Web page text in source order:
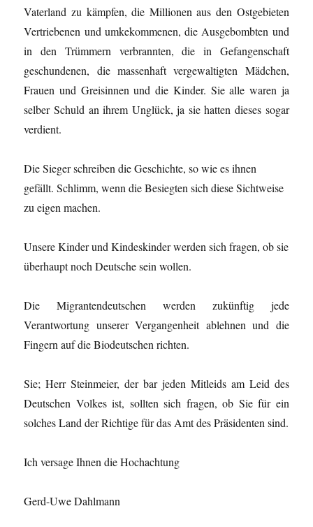
Vaterland zu kämpfen, die Millionen aus den Ostgebieten
Vertriebenen und umkekommenen, die Ausgebombten und
in den Trümmern verbrannten, die in Gefangenschaft
geschundenen, die massenhaft vergewaltigten Mädchen,
Frauen und Greisinnen und die Kinder. Sie alle waren ja
selber Schuld an ihrem Unglück, ja sie hatten dieses sogar
verdient.
Die Sieger schreiben die Geschichte, so wie es ihnen
gefällt. Schlimm, wenn die Besiegten sich diese Sichtweise
zu eigen machen.
Unsere Kinder und Kindeskinder werden sich fragen, ob sie
überhaupt noch Deutsche sein wollen.
Die Migrantendeutschen werden zukünftig jede
Verantwortung unserer Vergangenheit ablehnen und die
Fingern auf die Biodeutschen richten.
Sie; Herr Steinmeier, der bar jeden Mitleids am Leid des
Deutschen Volkes ist, sollten sich fragen, ob Sie für ein
solches Land der Richtige für das Amt des Präsidenten sind.
Ich versage Ihnen die Hochachtung
Gerd-Uwe Dahlmann